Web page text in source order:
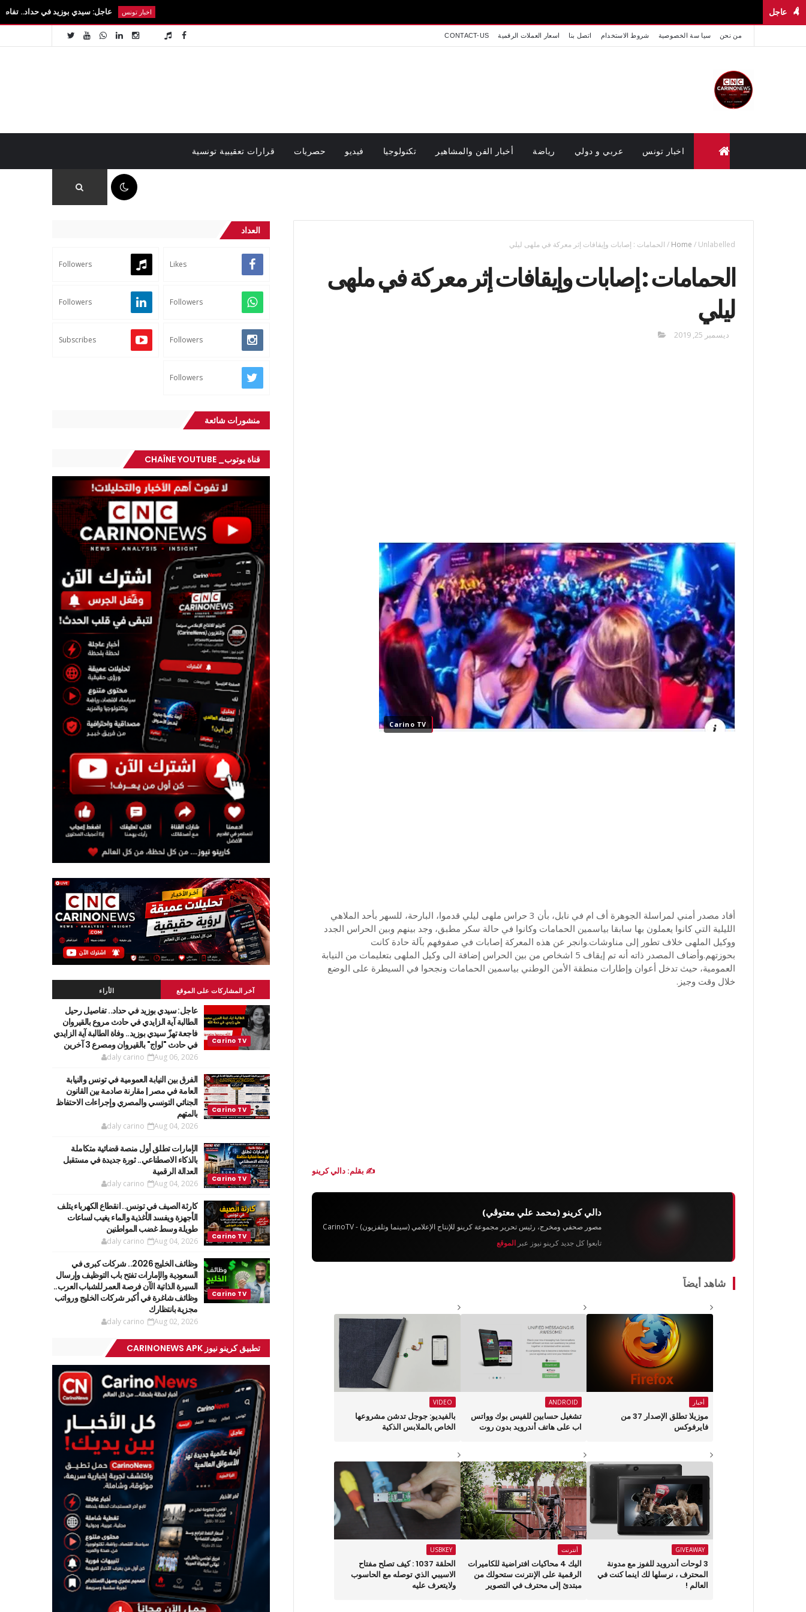
عاجل عاجل: سيدي بوزيد في حداد.. تفاصيل رحيل
من نحن سيا سة الخصوصية شروط الاستخدام اتصل بنا اسعار العملات الرقمية CONTACT-US
اخبار تونس عربي و دولي رياضة أخبار الفن والمشاهير تكنولوجيا فيديو حصريات قرارات تعقيبية تونسية
Home / Unlabelled
/ الحمامات : إصابات وإيقافات إثر معركة في ملهى ليلي
الحمامات : إصابات وإيقافات إثر معركة في ملهى
ليلي
ديسمبر 25, 2019
Carino TV
أفاد مصدر أمني لمراسلة الجوهرة أف ام في نابل، بأن 3 حراس ملهى ليلي قدموا، البارحة، للسهر بأحد الملاهي
الليلية التي كانوا يعملون بها سابقا بياسمين الحمامات وكانوا في حالة سكر مطبق، وجد بينهم وبين الحراس الجدد
ووكيل الملهى خلاف تطور إلى مناوشات.وانجر عن هذه المعركة إصابات في صفوفهم بآلة حادة كانت
بحوزتهم.وأضاف المصدر ذاته أنه تم إيقاف 5 اشخاص من بين الحراس إضافة الى وكيل الملهى بتعليمات من النيابة
العمومية، حيث تدخل أعوان وإطارات منطقة الأمن الوطني بياسمين الحمامات ونجحوا في السيطرة على الوضع
خلال وقت وجيز.
✍️ بقلم: دالي كرينو
دالي كرينو (محمد علي معتوڨي)
مصور صحفي ومخرج، رئيس تحرير مجموعة كرينو للإنتاج الإعلامي (سينما وتلفزيون) - CarinoTV
تابعوا كل جديد كرينو نيوز عبرالموقع
شاهد أيضاً
أخبار
موزيلا تطلق الإصدار 37 من
فايرفوكس
ANDROID
تشغيل حسابين للفيس بوك وواتس
اب على هاتف أندرويد بدون روت
VIDEO
بالفيديو: جوجل تدشن مشروعها
الخاص بالملابس الذكية
GIVEAWAY
3 لوحات أندرويد للفوز مع مدونة
المحترف ، نرسلها لك اينما كنت في
العالم !
أنترنت
اليك 4 محاكيات افتراضية للكاميرات
الرقمية على الإنترنت ستحولك من
مبتدئ إلى محترف في التصوير
USBKEY
الحلقة 1037 : كيف تصلح مفتاح
الاسيبي الذي توصله مع الحاسوب
ولايتعرف عليه
العداد
Likes
Followers
Followers
Followers
Followers
Subscribes
Followers
منشورات شائعة
قناة يوتوب_ CHAÎNE YOUTUBE
آخر المشاركات على الموقع الأراء
عاجل: سيدي بوزيد في حداد.. تفاصيل رحيل
الطالبة آية الزايدي في حادث مروع بالقيروان
فاجعة تهزّ سيدي بوزيد.. وفاة الطالبة آية الزايدي
في حادث "لواج" بالقيروان ومصرع 3 آخرين
daly carino Aug 06, 2026
الفرق بين النيابة العمومية في تونس والنيابة
العامة في مصر | مقارنة صادمة بين القانون
الجنائي التونسي والمصري وإجراءات الاحتفاظ
بالمتهم
daly carino Aug 04, 2026
الإمارات تطلق أول منصة قضائية متكاملة
بالذكاء الاصطناعي.. ثورة جديدة في مستقبل
العدالة الرقمية
daly carino Aug 04, 2026
كارثة الصيف في تونس.. انقطاع الكهرباء يتلف
الأجهزة ويفسد الأغذية والماء يغيب لساعات
طويلة وسط غضب المواطنين
daly carino Aug 04, 2026
وظائف الخليج 2026.. شركات كبرى في
السعودية والإمارات تفتح باب التوظيف وإرسال
السيرة الذاتية الآن فرصة العمر للشباب العرب..
وظائف شاغرة في أكبر شركات الخليج ورواتب
مجزية بانتظارك
daly carino Aug 02, 2026
تطبيق كرينو نيوز CARINONEWS APK